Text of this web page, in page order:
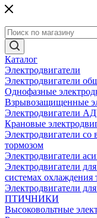
Каталог
Электродвигатели
Электродвигатели
Однофазные
Взрывозащищенные
Электродвигатели
Крановые
Электродвигатели
тормозом
Электродвигатели
Электродвигатели
системах охлаждения
Электродвигатели
ПТИЧНИКИ
Высоковольтные